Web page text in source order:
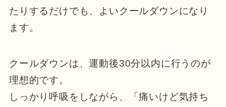
たりするだけでも、よいクールダウンになり
ます。
クールダウンは、運動後30分以内に行うのが
理想的です。
しっかり呼吸をしながら、「痛いけど気持ち